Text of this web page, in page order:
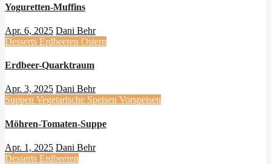
Yoguretten-Muffins
Apr. 6, 2025 Dani Behr
Desserts Erdbeeren Ostern
Erdbeer-Quarktraum
Apr. 3, 2025 Dani Behr
Suppen Vegetarische Speisen Vorspeisen
Möhren-Tomaten-Suppe
Apr. 1, 2025 Dani Behr
Desserts Erdbeeren